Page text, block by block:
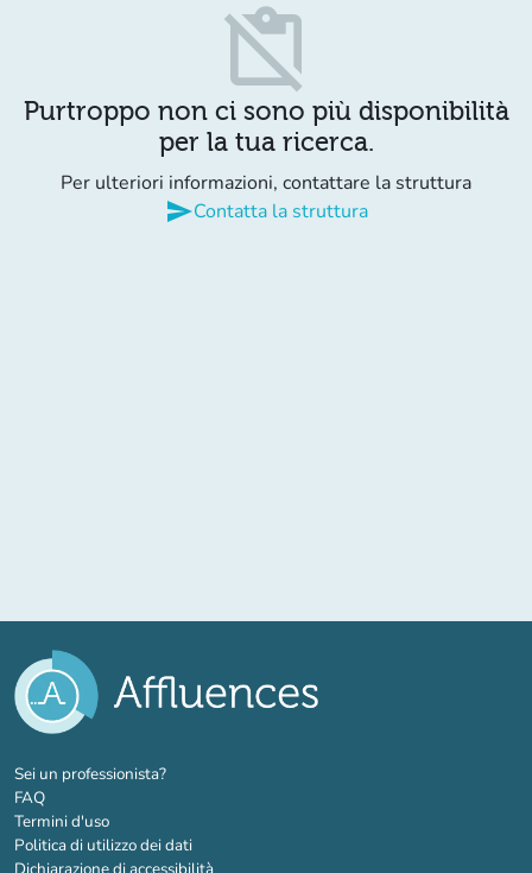
content_paste_off
Purtroppo non ci sono più disponibilità
per la tua ricerca.
Per ulteriori informazioni, contattare la struttura
sendContatta la struttura
Sei un professionista?(nuova scheda)
FAQ
Termini d'uso
Politica di utilizzo dei dati